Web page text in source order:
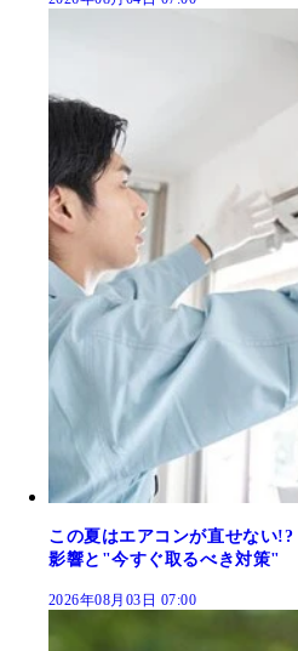
この夏はエアコンが直せない
影響と"今すぐ取るべき対策"
2026年08月03日 07:00